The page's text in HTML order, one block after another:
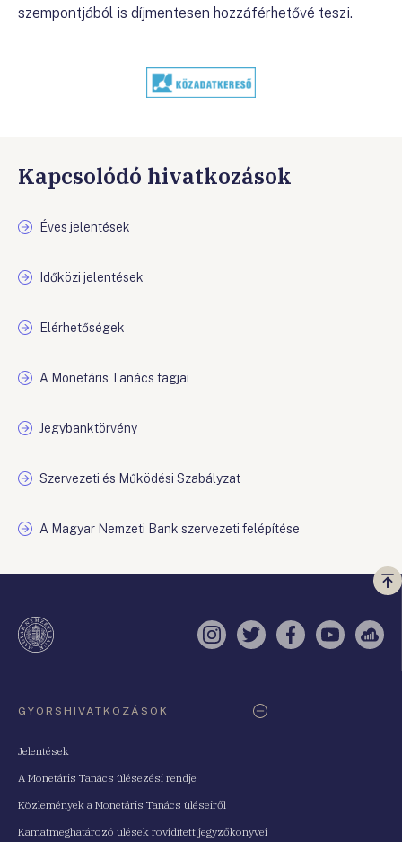
szempontjából is díjmentesen hozzáférhetővé teszi.
Kapcsolódó hivatkozások
Éves jelentések
Időközi jelentések
Elérhetőségek
A Monetáris Tanács tagjai
Jegybanktörvény
Szervezeti és Működési Szabályzat
A Magyar Nemzeti Bank szervezeti felépítése
a
Instagram
TwitterFacebook
YouTube
GYORSHIVATKOZÁSOK
Jelentések
A Monetáris Tanács ülésezési rendje
Közlemények a Monetáris Tanács üléseiről
Kamatmeghatározó ülések rövidített jegyzőkönyvei